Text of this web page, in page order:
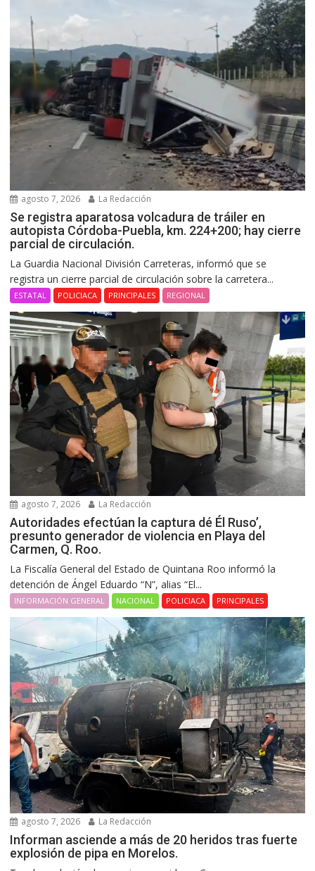
agosto 7, 2026 La Redacción
Se registra aparatosa volcadura de tráiler en
autopista Córdoba-Puebla, km. 224+200; hay cierre
parcial de circulación.
La Guardia Nacional División Carreteras, informó que se
registra un cierre parcial de circulación sobre la carretera...
ESTATAL POLICIACA PRINCIPALES REGIONAL
agosto 7, 2026 La Redacción
Autoridades efectúan la captura dé Él Ruso’,
presunto generador de violencia en Playa del
Carmen, Q. Roo.
La Fiscalía General del Estado de Quintana Roo informó la
detención de Ángel Eduardo “N”, alias “El...
INFORMACIÓN GENERAL NACIONAL POLICIACA PRINCIPALES
agosto 7, 2026 La Redacción
Informan asciende a más de 20 heridos tras fuerte
explosión de pipa en Morelos.